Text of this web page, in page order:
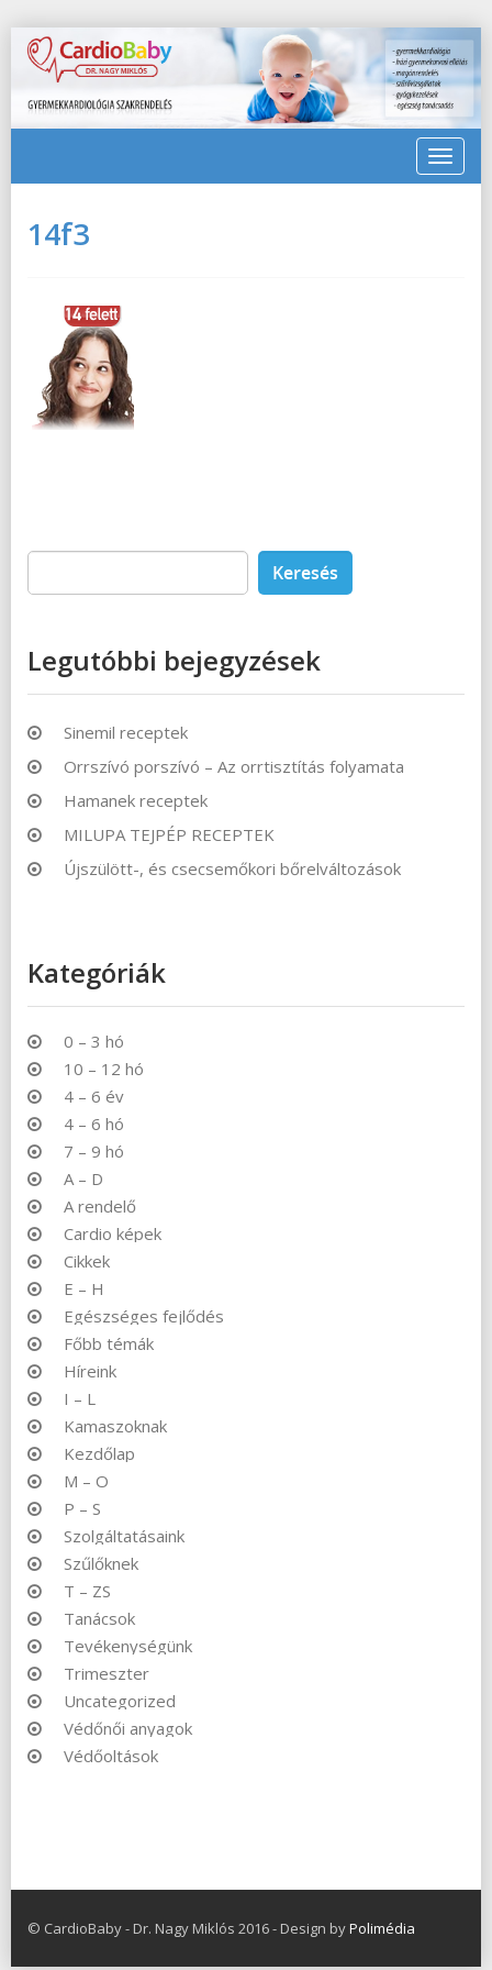
Toggle
14f3
Keresés:
Legutóbbi bejegyzések
Sinemil receptek
Orrszívó porszívó – Az orrtisztítás folyamata
Hamanek receptek
MILUPA TEJPÉP RECEPTEK
Újszülött-, és csecsemőkori bőrelváltozások
Kategóriák
0 – 3 hó
10 – 12 hó
4 – 6 év
4 – 6 hó
7 – 9 hó
A – D
A rendelő
Cardio képek
Cikkek
E – H
Egészséges fejlődés
Főbb témák
Híreink
I – L
Kamaszoknak
Kezdőlap
M – O
P – S
Szolgáltatásaink
Szűlőknek
T – ZS
Tanácsok
Tevékenységünk
Trimeszter
Uncategorized
Védőnői anyagok
Védőoltások
© CardioBaby - Dr. Nagy Miklós 2016 - Design byPolimédia